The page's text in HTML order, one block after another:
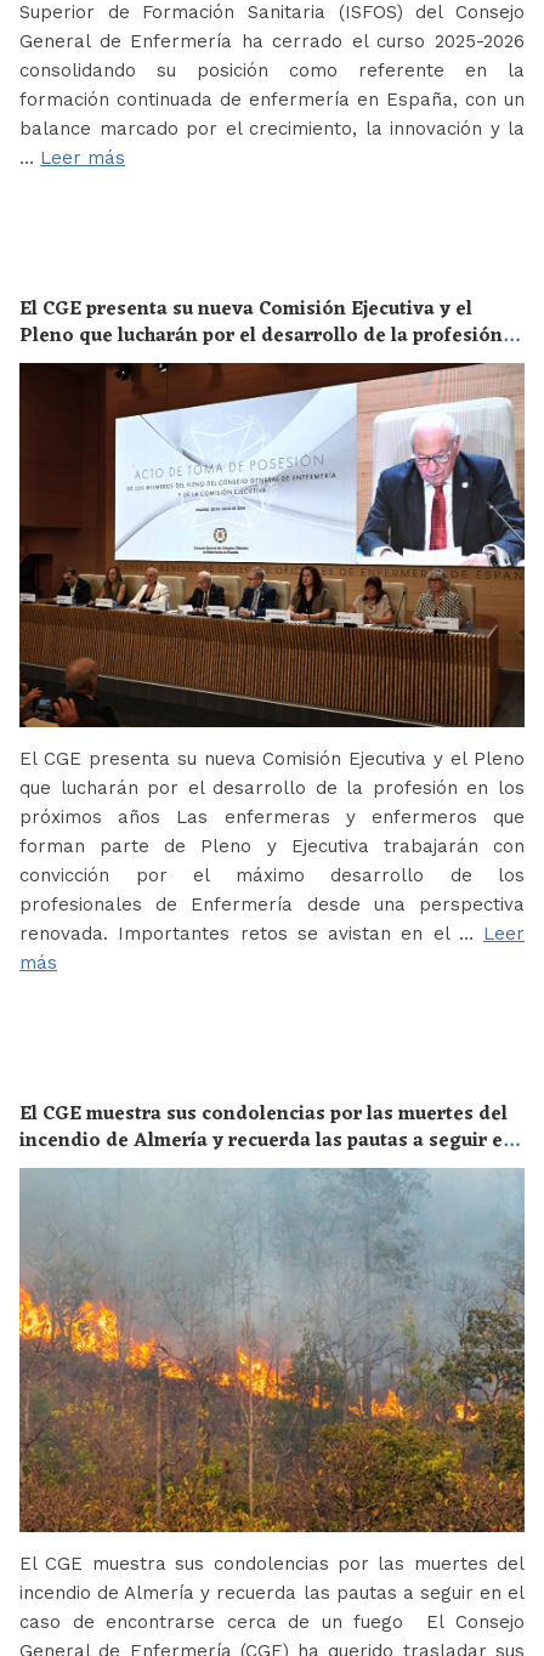
Superior de Formación Sanitaria (ISFOS) del Consejo
General de Enfermería ha cerrado el curso 2025-2026
consolidando su posición como referente en la
formación continuada de enfermería en España, con un
balance marcado por el crecimiento, la innovación y la
… Leer más
El CGE presenta su nueva Comisión Ejecutiva y el
Pleno que lucharán por el desarrollo de la profesión
en los próximos años
El CGE presenta su nueva Comisión Ejecutiva y el Pleno
que lucharán por el desarrollo de la profesión en los
próximos años Las enfermeras y enfermeros que
forman parte de Pleno y Ejecutiva trabajarán con
convicción por el máximo desarrollo de los
profesionales de Enfermería desde una perspectiva
renovada. Importantes retos se avistan en el … Leer
más
El CGE muestra sus condolencias por las muertes del
incendio de Almería y recuerda las pautas a seguir en
el caso de encontrarse cerca de un fuego
El CGE muestra sus condolencias por las muertes del
incendio de Almería y recuerda las pautas a seguir en el
caso de encontrarse cerca de un fuego El Consejo
General de Enfermería (CGE) ha querido trasladar sus